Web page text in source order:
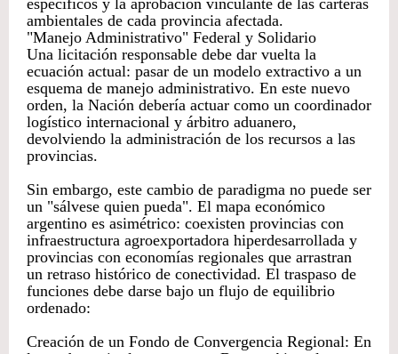
específicos y la aprobación vinculante de las carteras
ambientales de cada provincia afectada.
"Manejo Administrativo" Federal y Solidario
Una licitación responsable debe dar vuelta la
ecuación actual: pasar de un modelo extractivo a un
esquema de manejo administrativo. En este nuevo
orden, la Nación debería actuar como un coordinador
logístico internacional y árbitro aduanero,
devolviendo la administración de los recursos a las
provincias.
Sin embargo, este cambio de paradigma no puede ser
un "sálvese quien pueda". El mapa económico
argentino es asimétrico: coexisten provincias con
infraestructura agroexportadora hiperdesarrollada y
provincias con economías regionales que arrastran
un retraso histórico de conectividad. El traspaso de
funciones debe darse bajo un flujo de equilibrio
ordenado:
Creación de un Fondo de Convergencia Regional: En